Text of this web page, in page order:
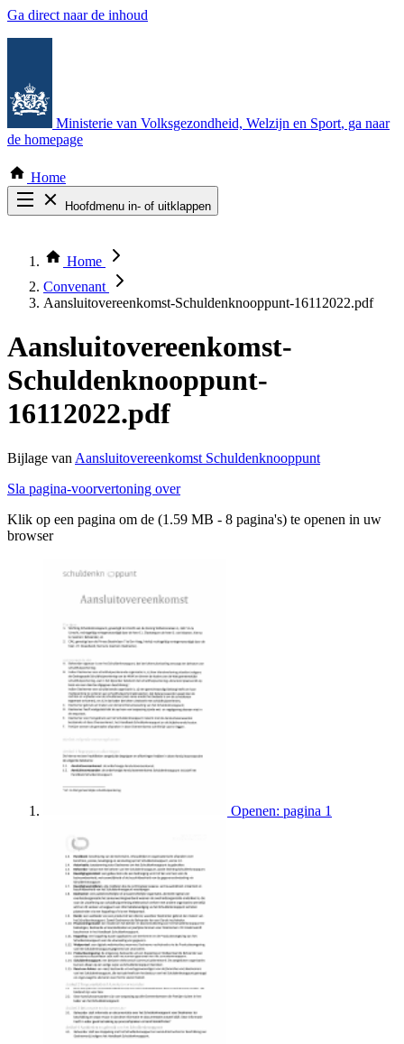
Ga direct naar de inhoud
Ministerie van Volksgezondheid, Welzijn en Sport, ga naar
de homepage
Home
Hoofdmenu in- of uitklappen
Thema COVID-19
Bekijk per bestuursorgaan
Home
Convenant
Aansluitovereenkomst-Schuldenknooppunt-16112022.pdf
Aansluitovereenkomst-
Schuldenknooppunt-
16112022.pdf
Bijlage van Aansluitovereenkomst Schuldenknooppunt
Sla pagina-voorvertoning over
Klik op een pagina om de (1.59 MB - 8 pagina's) te openen in uw
browser
Openen: pagina 1